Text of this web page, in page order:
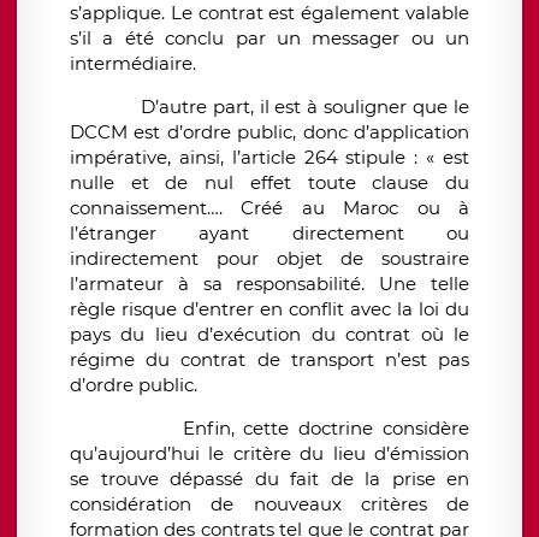
s’applique. Le contrat est également valable
s’il a été conclu par un messager ou un
intermédiaire.
D’autre part, il est à souligner que le
DCCM est d’ordre public, donc d’application
impérative, ainsi, l’article 264 stipule : « est
nulle et de nul effet toute clause du
connaissement…. Créé au Maroc ou à
l’étranger ayant directement ou
indirectement pour objet de soustraire
l’armateur à sa responsabilité. Une telle
règle risque d’entrer en conflit avec la loi du
pays du lieu d’exécution du contrat où le
régime du contrat de transport n’est pas
d’ordre public.
Enfin, cette doctrine considère
qu’aujourd’hui le critère du lieu d’émission
se trouve dépassé du fait de la prise en
considération de nouveaux critères de
formation des contrats tel que le contrat par